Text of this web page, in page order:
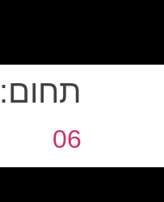
תחום:
06